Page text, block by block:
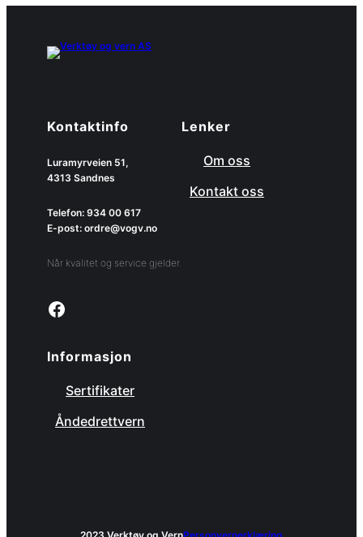
Kontaktinfo
Luramyrveien 51,
4313 Sandnes
Telefon: 934 00 617
E-post: ordre@vogv.no
Når kvalitet og service gjelder.
Link to facebook page
Lenker
Om oss
Kontakt oss
Informasjon
Sertifikater
Åndedrettvern